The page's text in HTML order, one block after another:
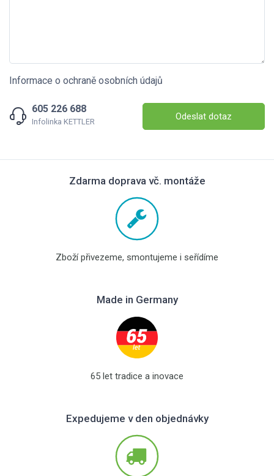
Informace o ochraně osobních údajů
605 226 688
Infolinka KETTLER Odeslat dotaz
Zdarma doprava vč. montáže
Zboží přivezeme, smontujeme i seřídíme
Made in Germany
65 let tradice a inovace
Expedujeme v den objednávky